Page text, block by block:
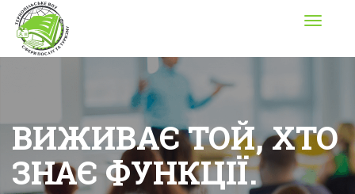
Toggle
ВИЖИВАЄ ТОЙ, ХТО
ЗНАЄ ФУНКЦІЇ.